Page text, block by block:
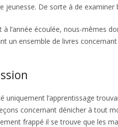
jeunesse. De sorte à de
l’année écoulée, nous-mêmes
un ensemble de livres
uniquement l’apprentissage
concernant dénicher à tout
frappé il se trouve que les